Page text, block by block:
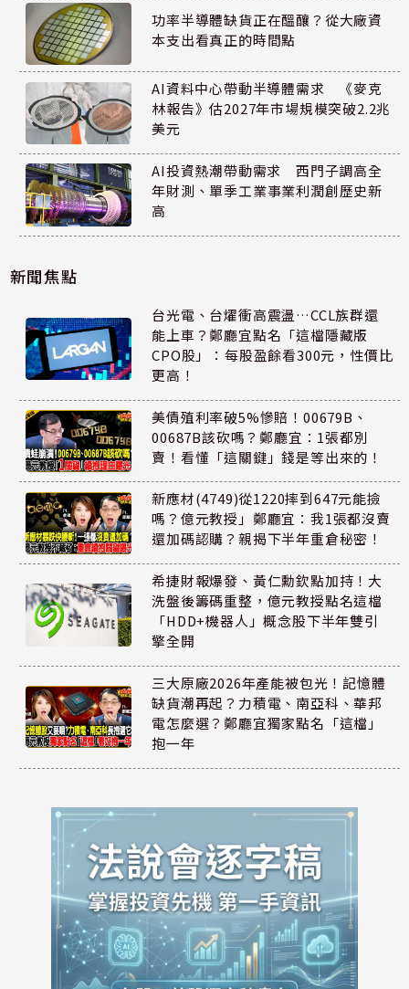
功率半導體缺貨正在醞釀？從大廠資
本支出看真正的時間點
AI資料中心帶動半導體需求 《麥克
林報告》估2027年市場規模突破2.2兆
美元
AI投資熱潮帶動需求 西門子調高全
年財測、單季工業事業利潤創歷史新
高
新聞焦點
台光電、台燿衝高震盪…CCL族群還
能上車？鄭廳宜點名「這檔隱藏版
CPO股」：每股盈餘看300元，性價比
更高！
美債殖利率破5%慘賠！00679B、
00687B該砍嗎？鄭廳宜：1張都別
賣！看懂「這關鍵」錢是等出來的！
新應材(4749)從1220摔到647元能撿
嗎？億元教授」鄭廳宜：我1張都沒賣
還加碼認購？親揭下半年重倉秘密！
希捷財報爆發、黃仁勳欽點加持！大
洗盤後籌碼重整，億元教授點名這檔
「HDD+機器人」概念股下半年雙引
擎全開
三大原廠2026年產能被包光！記憶體
缺貨潮再起？力積電、南亞科、華邦
電怎麼選？鄭廳宜獨家點名「這檔」
抱一年